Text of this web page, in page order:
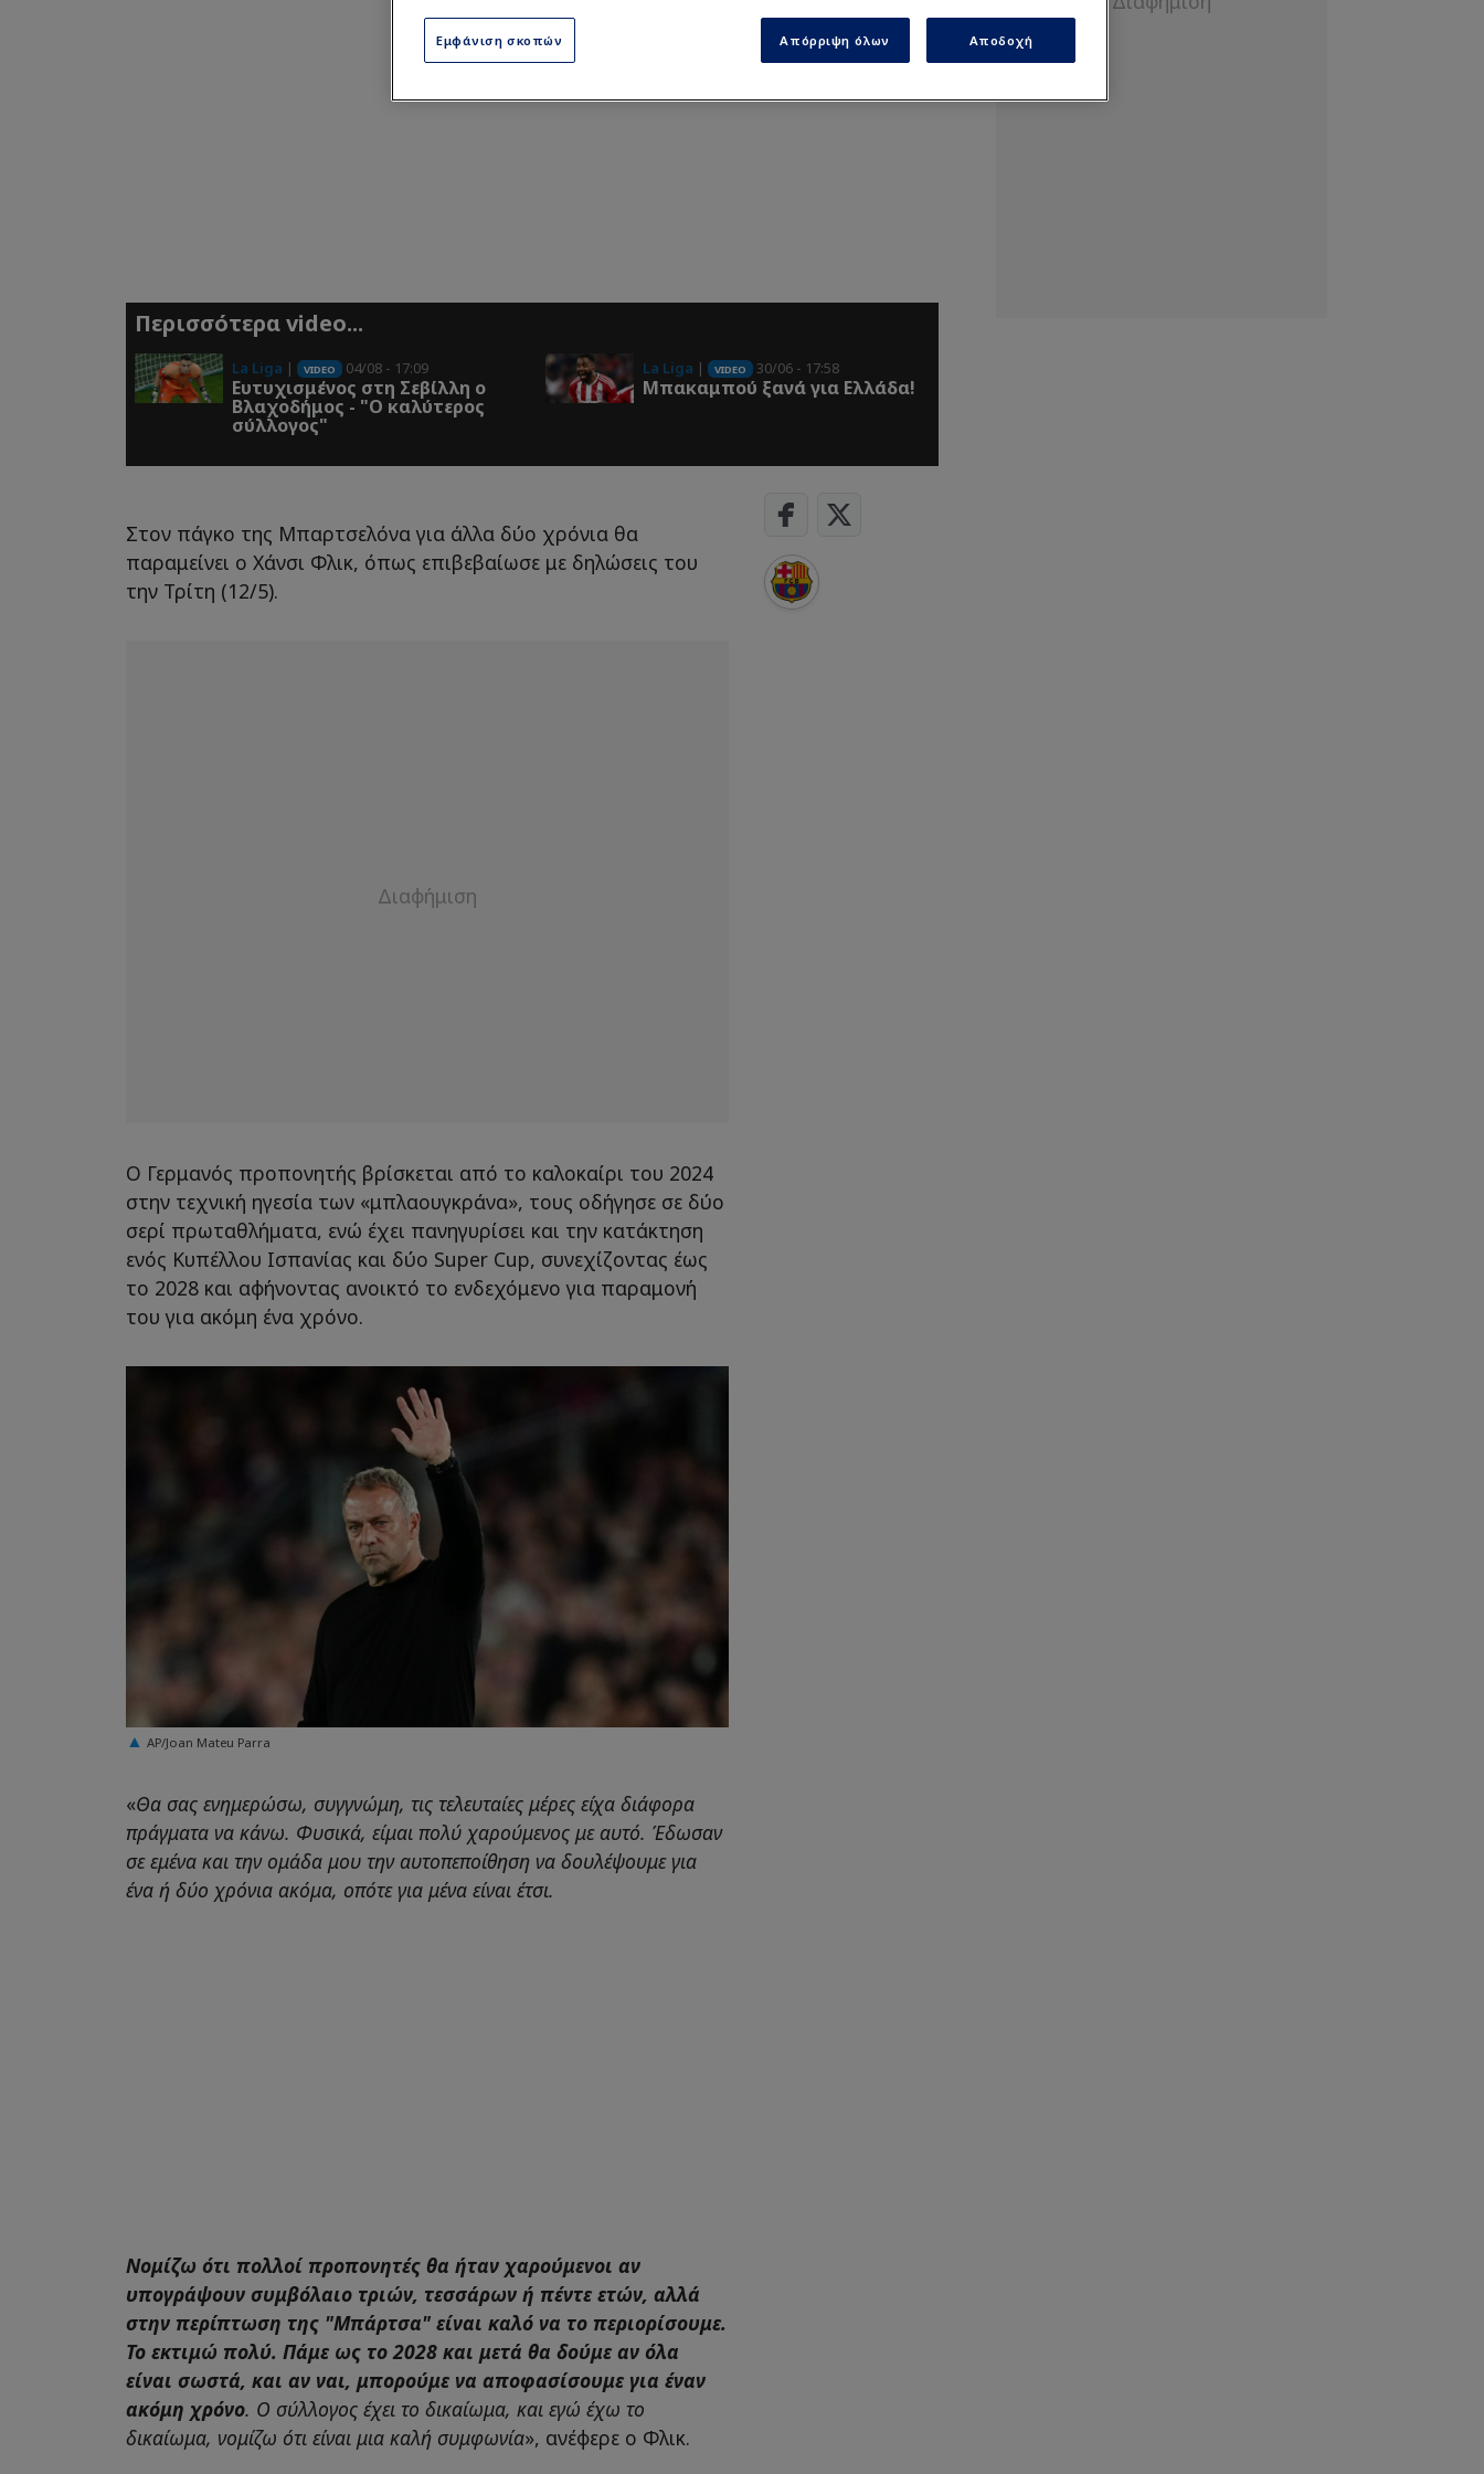
Περισσότερα video...
La Liga | VIDEO 04/08 - 17:09
Ευτυχισμένος στη Σεβίλλη ο
Βλαχοδήμος - "Ο καλύτερος
σύλλογος"
La Liga | VIDEO 30/06 - 17:58
Μπακαμπού ξανά για Ελλάδα!
Στον πάγκο της Μπαρτσελόνα για άλλα δύο χρόνια θα
παραμείνει ο Χάνσι Φλικ, όπως επιβεβαίωσε με δηλώσεις του
την Τρίτη (12/5).
Ο Γερμανός προπονητής βρίσκεται από το καλοκαίρι του 2024
στην τεχνική ηγεσία των «μπλαουγκράνα», τους οδήγησε σε δύο
σερί πρωταθλήματα, ενώ έχει πανηγυρίσει και την κατάκτηση
ενός Κυπέλλου Ισπανίας και δύο Super Cup, συνεχίζοντας έως
το 2028 και αφήνοντας ανοικτό το ενδεχόμενο για παραμονή
του για ακόμη ένα χρόνο.
AP/Joan Mateu Parra
«Θα σας ενημερώσω, συγγνώμη, τις τελευταίες μέρες είχα διάφορα
πράγματα να κάνω. Φυσικά, είμαι πολύ χαρούμενος με αυτό. Έδωσαν
σε εμένα και την ομάδα μου την αυτοπεποίθηση να δουλέψουμε για
ένα ή δύο χρόνια ακόμα, οπότε για μένα είναι έτσι.
Νομίζω ότι πολλοί προπονητές θα ήταν χαρούμενοι αν
υπογράψουν συμβόλαιο τριών, τεσσάρων ή πέντε ετών, αλλά
στην περίπτωση της "Μπάρτσα" είναι καλό να το περιορίσουμε.
Το εκτιμώ πολύ. Πάμε ως το 2028 και μετά θα δούμε αν όλα
είναι σωστά, και αν ναι, μπορούμε να αποφασίσουμε για έναν
ακόμη χρόνο. Ο σύλλογος έχει το δικαίωμα, και εγώ έχω το
δικαίωμα, νομίζω ότι είναι μια καλή συμφωνία», ανέφερε ο Φλικ.
Εμφάνιση σκοπών Απόρριψη όλων Αποδοχή